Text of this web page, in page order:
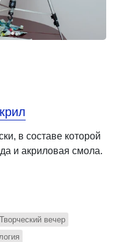
в составе которой
и акриловая смола.
Творческий вечер